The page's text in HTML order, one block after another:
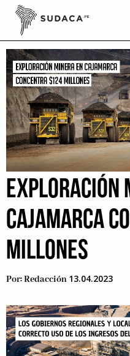
Skip
contentLa Huella
EXPLORACIÓN
CAJAMARCA
MILLONES
Por:Redacción 13.04.2023